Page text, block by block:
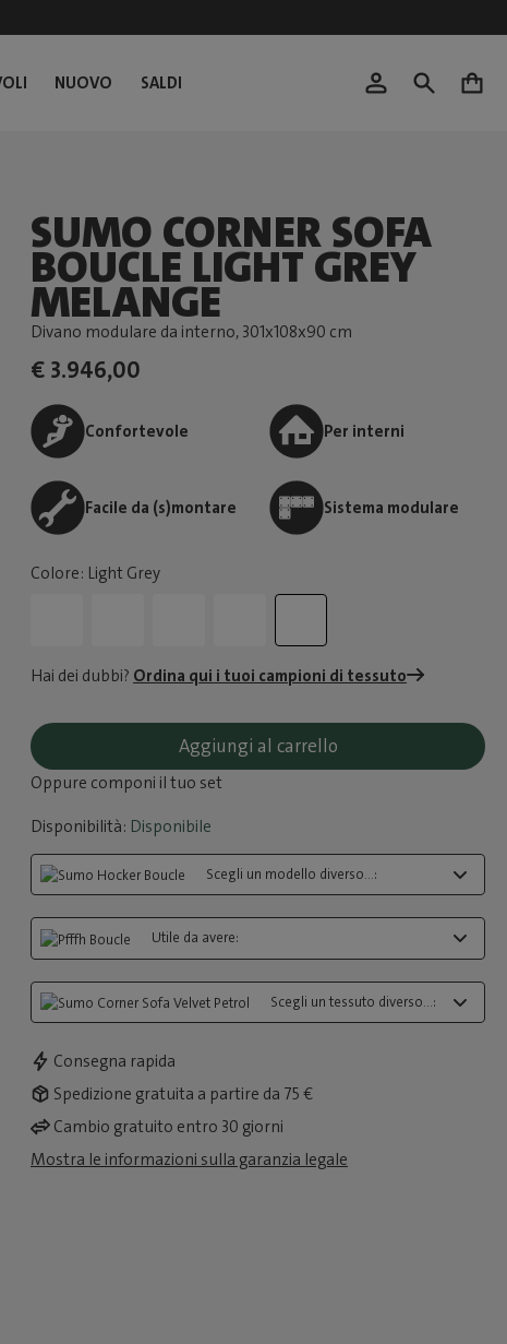
NUOVO SALDI 0
SUMO CORNER SOFA
BOUCLE LIGHT GREY
MELANGE
Divano modulare da interno, 301x108x90 cm
€ 3.946,00
Confortevole Per interni
Facile da (s)montare Sistema modulare
Colore: Light Grey
Hai dei dubbi? Ordina qui i tuoi campioni di tessuto
Aggiungi al carrello
Oppure componi il tuo set
Disponibilità: Disponibile
Scegli un modello diverso...:
Utile da avere:
Scegli un tessuto diverso...:
Consegna rapida
Spedizione gratuita a partire da 75 €
Cambio gratuito entro 30 giorni
Mostra le informazioni sulla garanzia legale